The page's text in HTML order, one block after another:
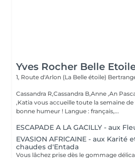
Yves Rocher Belle
1, Route d'Arlon (La Belle étoile)
Cassandra R,Cassandra B,Anne ,An
,Katia vous accueille toute la semaine de
bonne humeur ! Langue : français,...
ESCAPADE A LA GACILLY - aux
EVASION AFRICAINE - aux Karité
chaudes d'Entada